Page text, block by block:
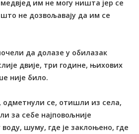
им не могу ништа јер се
не дозвољавају да им се
да долазе у обилазак
двије, три године, њихових
није било.
се, отишли из села,
за себе најповољније
воду, шуму, где је заклоњено, где